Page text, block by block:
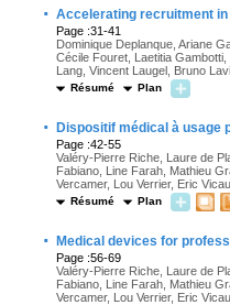
· Accelerating recruitment
Page :31-41
Dominique Deplanque, Ariane
Cécile Fouret, Laetitia
Lang, Vincent Laugel, Bruno
Résumé Plan
· Dispositif médical à usage
Page :42-55
Valéry-Pierre Riche, Laure de
Fabiano, Line Farah, Mathieu
Vercamer, Lou Verrier, Eric
Résumé Plan
· Medical devices for
Page :56-69
Valéry-Pierre Riche, Laure de
Fabiano, Line Farah, Mathieu
Vercamer, Lou Verrier, Eric